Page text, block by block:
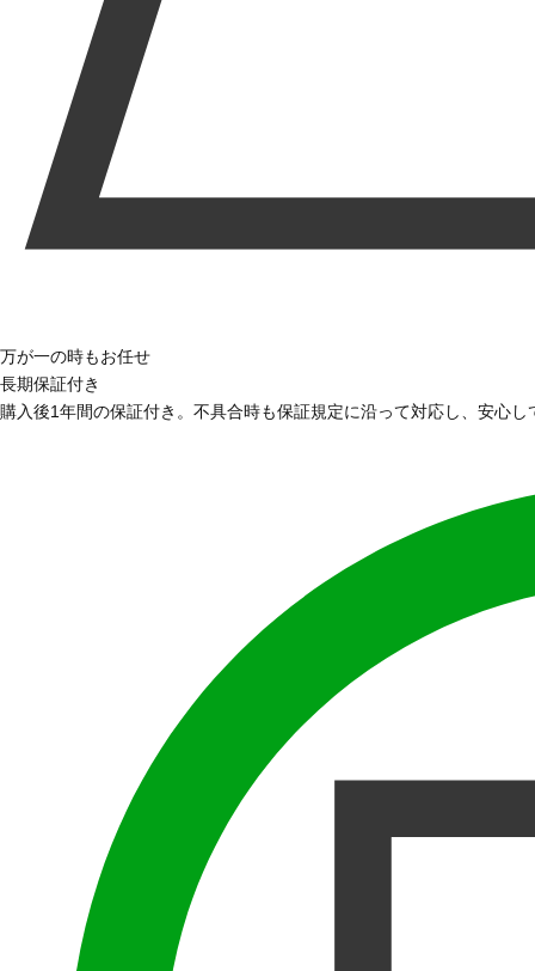
万が一の時もお任せ
長期保証付き
購入後1年間の保証付き。不具合時も保証規定に沿って対応し、安心